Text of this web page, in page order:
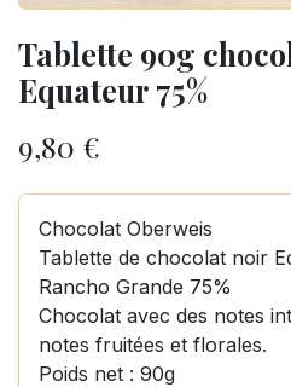
Tablette 90g
Equateur 75%
9,80 €
Chocolat Oberweis
Tablette de chocolat noir
Rancho Grande 75%
Chocolat avec des notes
notes fruitées et florales.
Poids net : 90g